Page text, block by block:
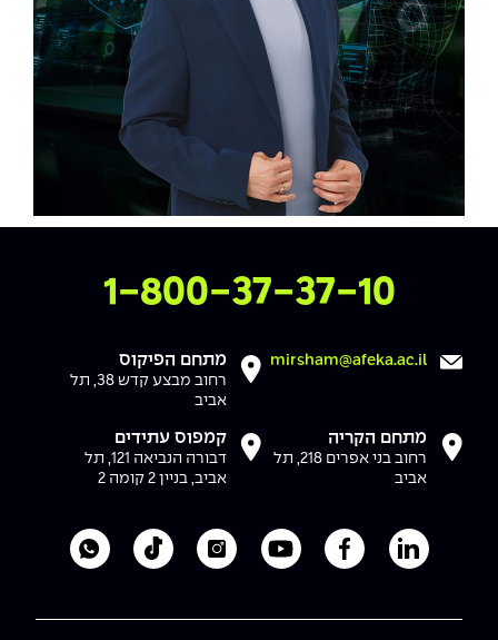
צרו איתנו קשר
1-800-37-37-10
mirsham@afeka.ac.il מתחם הפיקוס
רחוב מבצע קדש 38, תל
אביב
מתחם הקריה
רחוב בני אפרים 218, תל
אביב
קמפוס עתידים
דבורה הנביאה 121, תל
אביב, בניין 2 קומה 2
לעמוד הלינקדאין של מכללת אפקה
לעמוד הפייסבוק של מכללת אפקה
לעמוד היוטיוב של מכללת אפקה
לעמוד האינסטגרם של
לעמוד הטיקטוק